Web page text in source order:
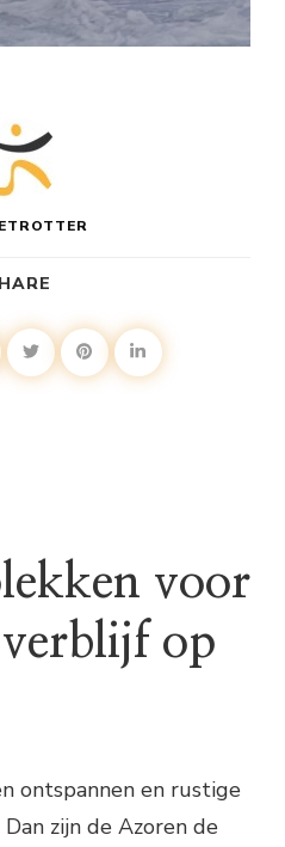
voor
op
ontspannen en rustige
zijn de Azoren de